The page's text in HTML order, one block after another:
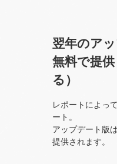
翌年のアッ
無料で提
る）
レポートによっ
ート。
アップデート版
提供されます。